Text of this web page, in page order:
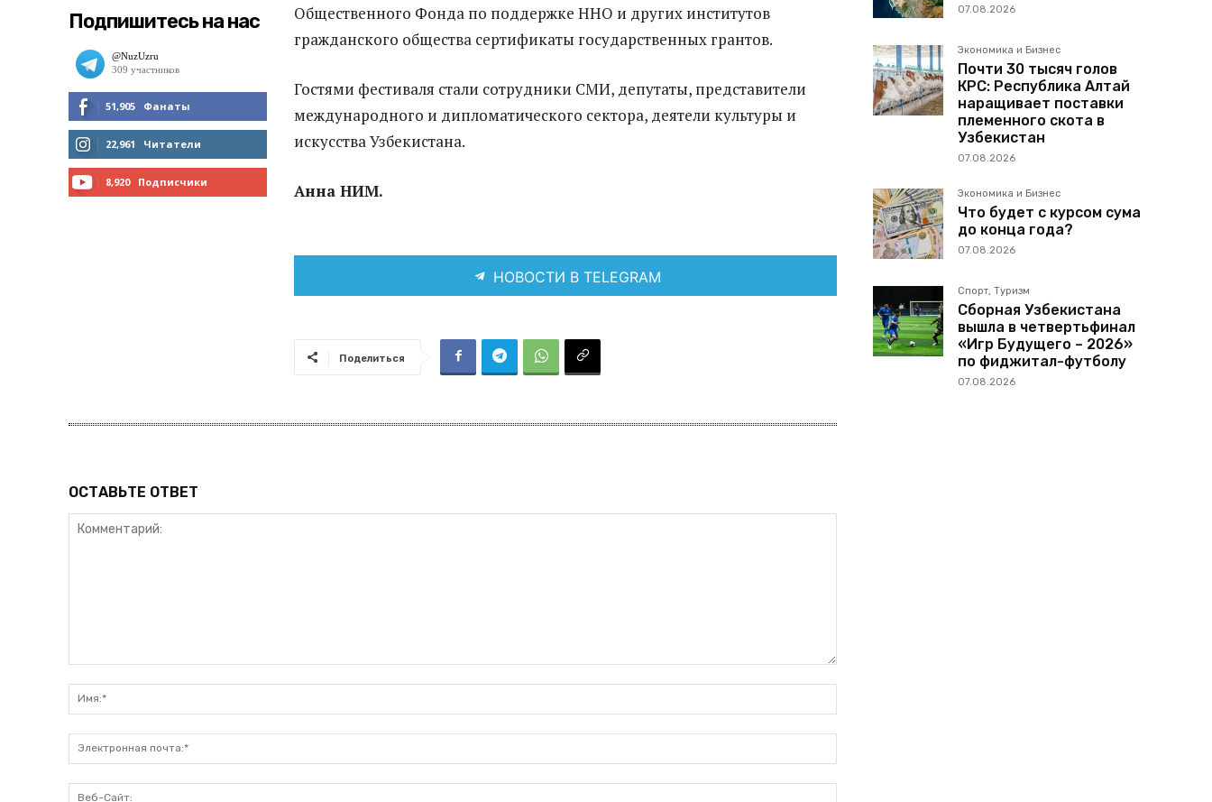
Подпишитесь на нас
51,905 Фанаты
МНЕ НРАВИТСЯ
22,961 Читатели
8,920 Подписчики
Общественного Фонда по поддержке ННО и других институтов
гражданского общества сертификаты государственных грантов.
Гостями фестиваля стали сотрудники СМИ, депутаты, представители
международного и дипломатического сектора, деятели культуры и
искусства Узбекистана.
Анна НИМ.
НОВОСТИ В TELEGRAM
Поделиться
ОСТАВЬТЕ ОТВЕТ
почта:*
07.08.2026
Экономика и Бизнес
Почти 30 тысяч голов
КРС: Республика Алтай
наращивает поставки
племенного скота в
Узбекистан
07.08.2026
Экономика и Бизнес
Что будет с курсом сума
до конца года?
07.08.2026
Спорт, Туризм
Сборная Узбекистана
вышла в четвертьфинал
«Игр Будущего – 2026»
по фиджитал-футболу
07.08.2026